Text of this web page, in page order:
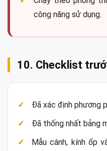
công năng sử dụng.
10. Checklist
Đã xác định phương
Đã thống nhất bảng
Mẫu cánh, kính ốp